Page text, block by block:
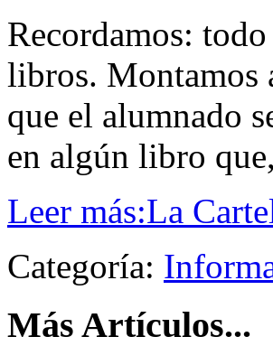
Recordamos:
libros. Montamos
que el alumnado
en algún libro
Leer más:La
Categoría:
Más Artículos...